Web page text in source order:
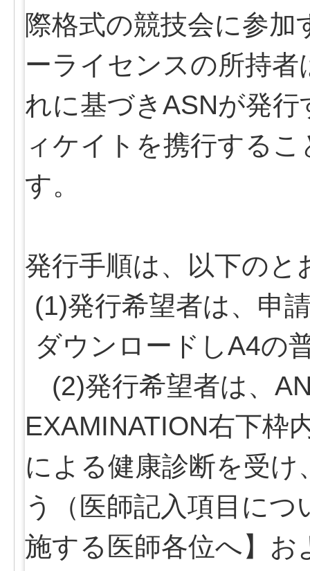
際格式の競技会に参
ーライセンスの所持
れに基づきASNが発
ィケイトを携行する
す。
発行手順は、以下のと
(1)発行希望者は、申
ダウンロードしA4の
(2)発行希望者は、
EXAMINATION右下枠
による健康診断を受
う（医師記入項目に
施する医師各位へ】お